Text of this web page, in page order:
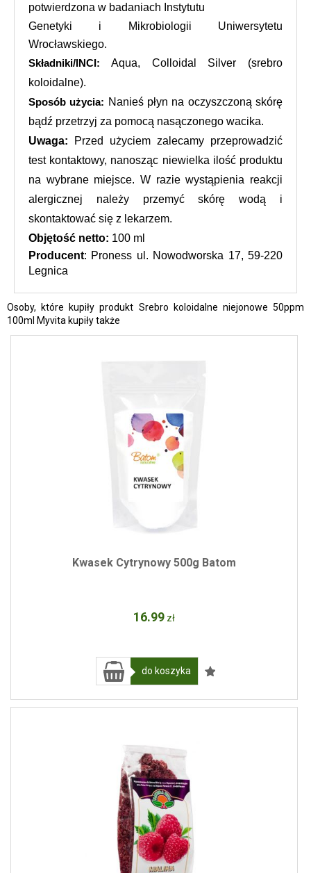
potwierdzona w badaniach Instytutu
Genetyki i Mikrobiologii Uniwersytetu
Wrocławskiego.
Składniki/INCI: Aqua, Colloidal Silver (srebro
koloidalne).
Sposób użycia: Nanieś płyn na oczyszczoną skórę
bądź przetrzyj za pomocą nasączonego wacika.
Uwaga: Przed użyciem zalecamy przeprowadzić
test kontaktowy, nanosząc niewielka ilość produktu
na wybrane miejsce. W razie wystąpienia reakcji
alergicznej należy przemyć skórę wodą i
skontaktować się z lekarzem.
Objętość netto: 100 ml
Producent: Proness ul. Nowodworska 17, 59-220
Legnica
Osoby, które kupiły produkt Srebro koloidalne niejonowe 50ppm
100ml Myvita kupiły także
Kwasek Cytrynowy 500g Batom
16.99 zł
do koszyka